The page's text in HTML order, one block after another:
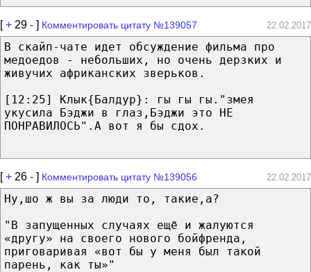
[+ 29 - ] Комментировать цитату №139057 22.02.2017
В скайп-чате идет обсуждение фильма про
медоедов - небольших, но очень дерзких и
живучих африканских зверьков.
[12:25] Клык{Балдур}: гы гы гы."змея
укусила Бэджи в глаз,Бэджи это НЕ
ПОНРАВИЛОСЬ".А вот я бы сдох.
[+ 26 - ] Комментировать цитату №139056 22.02.2017
Ну,шо ж вы за люди то, такие,а?
"В запущенных случаях ещё и жалуются
«другу» на своего нового бойфренда,
приговаривая «вот бы у меня был такой
парень, как ты»"